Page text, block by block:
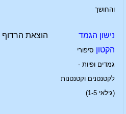
והחושך
נישון הגמד
הקטון סיפורי
גמדים ופיות -
לקטנטנים וקטנטנות
(גילאי 1-5)
הוצאת הרדוף